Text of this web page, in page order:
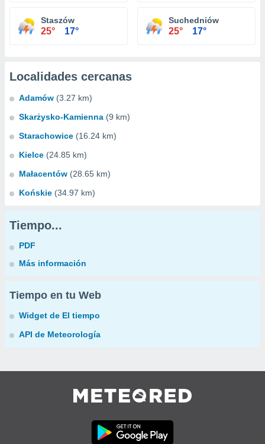
Staszów
25° 17°
Suchedniów
25° 17°
Localidades cercanas
Adamów (3.27 km)
Skarżysko-Kamienna (9 km)
Starachowice (16.24 km)
Kielce (24.85 km)
Małacentów (28.65 km)
Końskie (34.97 km)
Tiempo...
PDF
Más información
Tiempo en tu Web
Widget de El tiempo
API de Meteorología